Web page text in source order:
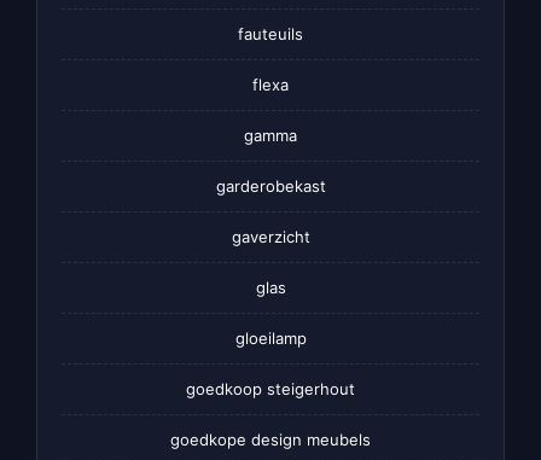
fauteuils
flexa
gamma
garderobekast
gaverzicht
glas
gloeilamp
goedkoop steigerhout
goedkope design meubels